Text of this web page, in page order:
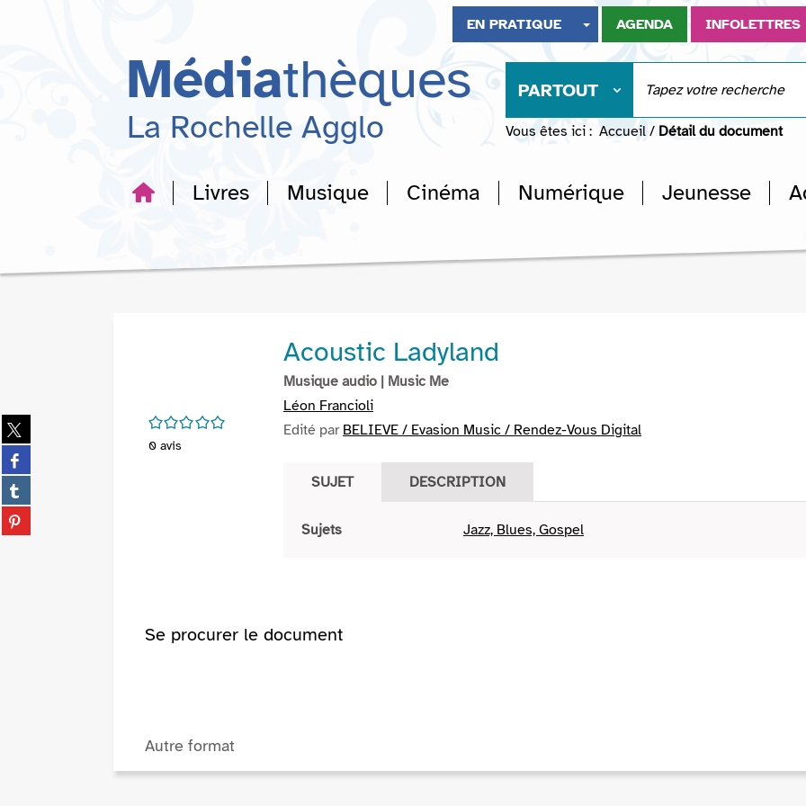
recherche
EN PRATIQUE AGENDA INFOLETTRES
Médiathèques
La Rochelle Agglo
PARTOUT
Vous êtes ici : Accueil / Détail du document
Livres Musique Cinéma Numérique Jeunesse
Partager
sur
twitter
(Nouvelle
fenêtre)
Partager
sur
facebook
(Nouvelle
fenêtre)
Partager
sur
tumblr
Partager
sur
/5
0 avis
Acoustic Ladyland
Musique audio | Music Me
Léon Francioli
Edité par BELIEVE / Evasion Music / Rendez-Vous Digital
SUJET DESCRIPTION
Sujets Jazz, Blues, Gospel
Se procurer le document
Autre format